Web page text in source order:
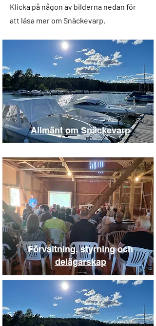
Klicka på någon av bilderna nedan för
att läsa mer om Snäckevarp.
Allmänt om Snäckevarp
Förvaltning, styrning och
delägarskap